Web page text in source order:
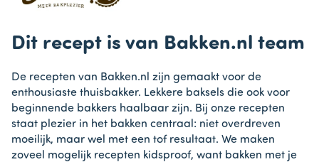
Dit recept is van Bakken.nl team
De recepten van Bakken.nl zijn gemaakt voor de
enthousiaste thuisbakker. Lekkere baksels die ook voor
beginnende bakkers haalbaar zijn. Bij onze recepten
staat plezier in het bakken centraal: niet overdreven
moeilijk, maar wel met een tof resultaat. We maken
zoveel mogelijk recepten kidsproof, want bakken met je